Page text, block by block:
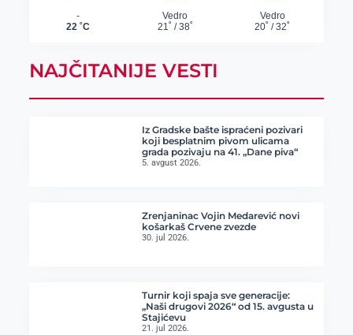
NAJČITANIJE VESTI
Iz Gradske bašte ispraćeni pozivari
koji besplatnim pivom ulicama
grada pozivaju na 41. „Dane piva“
5. avgust 2026.
Zrenjaninac Vojin Medarević novi
košarkaš Crvene zvezde
30. jul 2026.
Turnir koji spaja sve generacije:
„Naši drugovi 2026“ od 15. avgusta u
Stajićevu
21. jul 2026.